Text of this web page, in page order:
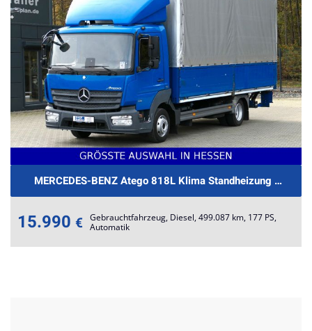
15.990 € Gebrauchtfahrzeug, Diesel, 499.087 km, 177 PS,
Automatik